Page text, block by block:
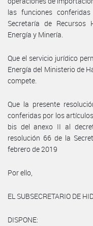
las funciones
Secretaría de Recursos
Energía y Minería.
Que el servicio jurídico
Energía del Ministerio de
compete.
Que la presente
conferidas por los
bis del anexo II al
resolución 66 de la
febrero de 2019
Por ello,
EL SUBSECRETARIO DE
DISPONE: